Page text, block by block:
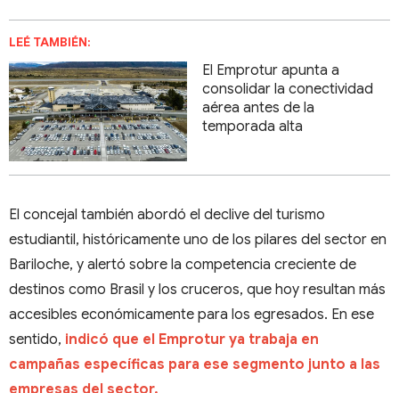
LEÉ TAMBIÉN:
El Emprotur apunta a
consolidar la conectividad
aérea antes de la
temporada alta
El concejal también abordó el declive del turismo
estudiantil, históricamente uno de los pilares del sector en
Bariloche, y alertó sobre la competencia creciente de
destinos como Brasil y los cruceros, que hoy resultan más
accesibles económicamente para los egresados. En ese
sentido, indicó que el Emprotur ya trabaja en
campañas específicas para ese segmento junto a las
empresas del sector.